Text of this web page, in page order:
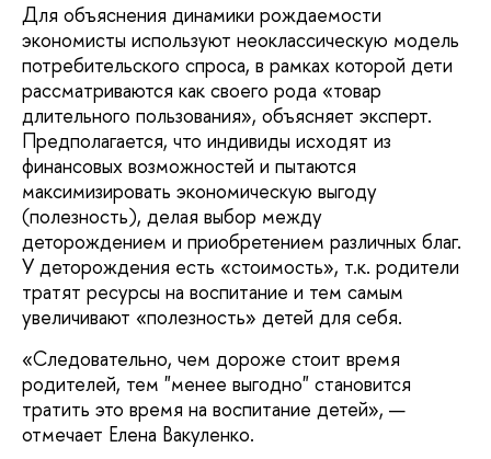
Для объяснения динамики рождаемости
экономисты используют неоклассическую модель
потребительского спроса, в рамках которой дети
рассматриваются как своего рода «товар
длительного пользования», объясняет эксперт.
Предполагается, что индивиды исходят из
финансовых возможностей и пытаются
максимизировать экономическую выгоду
(полезность), делая выбор между
деторождением и приобретением различных благ.
У деторождения есть «стоимость», т.к. родители
тратят ресурсы на воспитание и тем самым
увеличивают «полезность» детей для себя.
«Следовательно, чем дороже стоит время
родителей, тем "менее выгодно" становится
тратить это время на воспитание детей», —
отмечает Елена Вакуленко.